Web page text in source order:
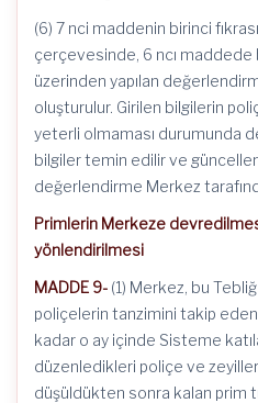
(6) 7 nci maddenin birinci
çerçevesinde, 6 ncı
üzerinden yapılan
oluşturulur. Girilen bilgilerin
yeterli olmaması durumunda
bilgiler temin edilir ve
değerlendirme Merkez
Primlerin Merkeze
yönlendirilmesi
MADDE 9- (1) Merkez, bu
poliçelerin tanzimini takip eden
kadar o ay içinde Sisteme
düzenledikleri poliçe ve
düşüldükten sonra kalan prim